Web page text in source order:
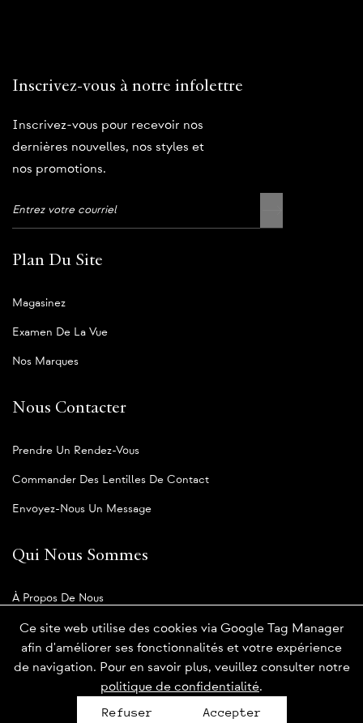
Ce site web utilise des cookies via Google Tag Manager
afin d'améliorer ses fonctionnalités et votre expérience
de navigation. Pour en savoir plus, veuillez consulter notre
politique de confidentialité.
Refuser
Accepter
Inscrivez-vous à notre infolettre
Inscrivez-vous pour recevoir nos
dernières nouvelles, nos styles et
nos promotions.
Plan Du Site
Magasinez
Examen De La Vue
Nos Marques
Nous Contacter
Prendre Un Rendez-Vous
Commander Des Lentilles De Contact
Envoyez-Nous Un Message
Qui Nous Sommes
À Propos De Nous
Notre Blogue
Politique de confidentialité